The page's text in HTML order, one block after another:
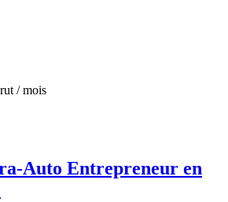
/ mois
Auto Entrepreneur en